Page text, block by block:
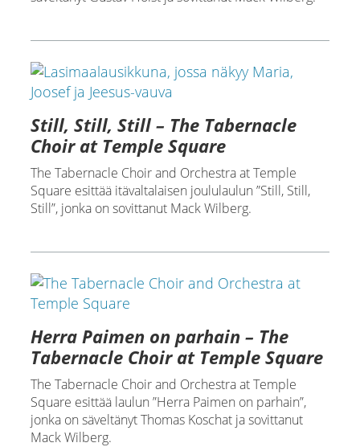
Still, Still, Still – The Tabernacle
Choir at Temple Square
The Tabernacle Choir and Orchestra at Temple
Square esittää itävaltalaisen joululaulun ”Still, Still,
Still”, jonka on sovittanut Mack Wilberg.
Herra Paimen on parhain – The
Tabernacle Choir at Temple Square
The Tabernacle Choir and Orchestra at Temple
Square esittää laulun ”Herra Paimen on parhain”,
jonka on säveltänyt Thomas Koschat ja sovittanut
Mack Wilberg.